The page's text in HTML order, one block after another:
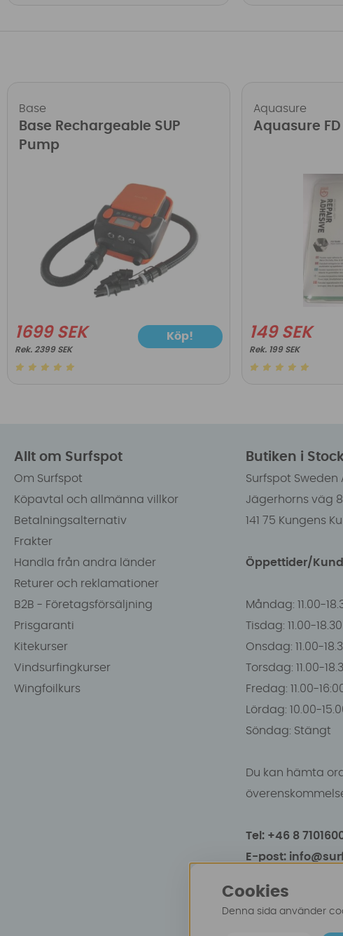
Base
Base Rechargeable SUP
Pump
1699 SEK
2399 SEK
Köp!
Aquasure
Aquasure FD
149 SEK
199 SEK
Allt om Surfspot
Om Surfspot
Köpavtal och allmänna villkor
Betalningsalternativ
Frakter
Handla från andra länder
Returer och reklamationer
B2B - Företagsförsäljning
Prisgaranti
Kitekurser
Vindsurfingkurser
Wingfoilkurs
Butiken i
Surfspot Sweden
Jägerhorns väg 8
141 75 Kungens
Öppettider/
Måndag: 11.00-
Tisdag: 11.00-18.30
Onsdag: 11.00-
Torsdag: 11.00-
Fredag: 11.00-
Lördag: 10.00-
Söndag: Stängt
Du kan hämta
Tel: +46 8
E-post:
Cookies
Denna sida använder